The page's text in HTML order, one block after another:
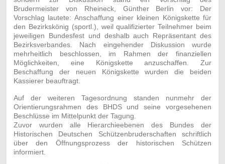
Brudermeister von Rheineck, Günther Berlin vor: Der
Vorschlag lautete: Anschaffung einer kleinen Königskette für
den Bezirkskönig (sportl.), weil qualifizierter Teilnehmer beim
jeweiligen Bundesfest und deshalb auch Repräsentant des
Bezirksverbandes. Nach eingehender Diskussion wurde
mehrheitlich beschlossen, im Rahmen der finanziellen
Möglichkeiten, eine Königskette anzuschaffen. Zur
Beschaffung der neuen Königskette wurden die beiden
Kassierer beauftragt.
Auf der weiteren Tagesordnung standen nunmehr der
Orientierungsrahmen des BHDS und seine vorgesehenen
Beschlüsse im Mittelpunkt der Tagung.
Zuvor wurden alle Hierarchieebenen des Bundes der
Historischen Deutschen Schützenbruderschaften schriftlich
über den Öffnungsprozess der historischen Schützen
informiert.